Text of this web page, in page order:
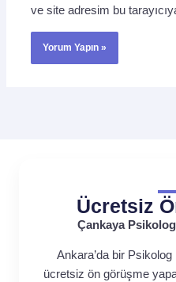
ve site adresim bu
Ücretsiz
Çankaya Psikolog
Ankara’da bir Psikolog
ücretsiz ön görüşme